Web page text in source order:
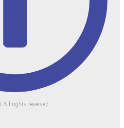
rights reserved